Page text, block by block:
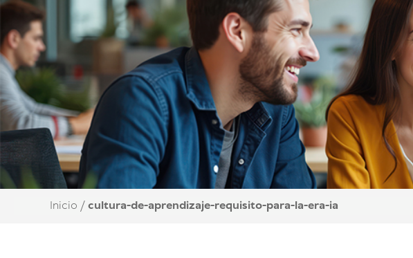
Inicio /cultura-de-aprendizaje-requisito-para-la-era-ia